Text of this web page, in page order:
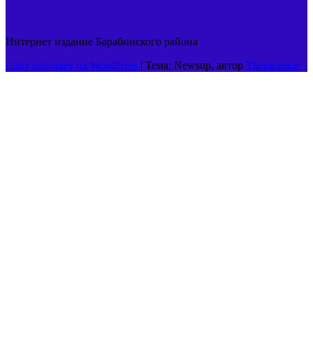
Интернет издание Барабинского района
Сайт работает на WordPress | Тема: Newsup, автор Themeansar